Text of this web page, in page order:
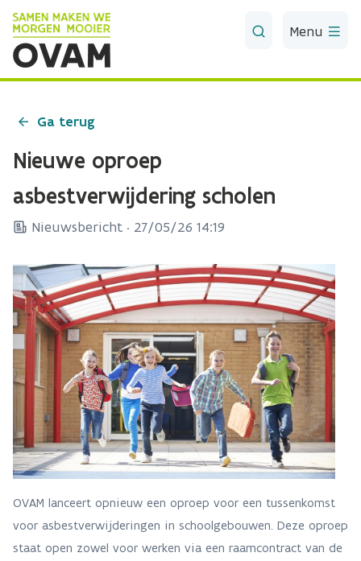
Skip to Main Content
Menu
Ga terug
Nieuwe oproep
asbestverwijdering scholen
Nieuwsbericht · 27/05/26 14:19
OVAM lanceert opnieuw een oproep voor een tussenkomst
voor asbestverwijderingen in schoolgebouwen. Deze oproep
staat open zowel voor werken via een raamcontract van de